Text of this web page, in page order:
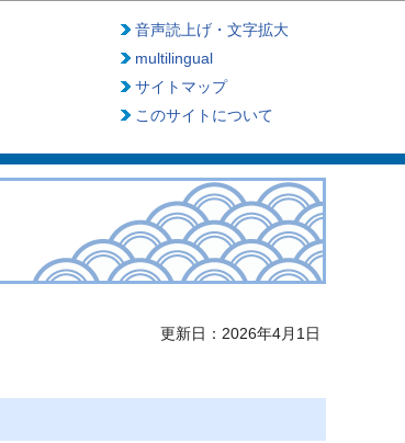
音声読上げ・文字拡大
multilingual
サイトマップ
このサイトについて
更新日：2026年4月1日